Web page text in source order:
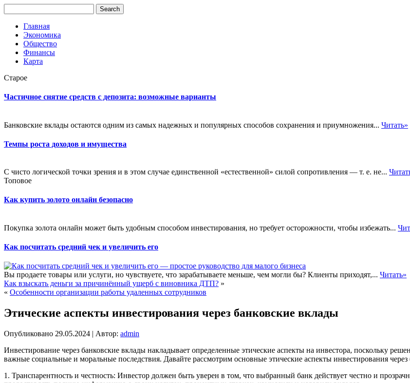
Главная
Экономика
Общество
Финансы
Карта
Старое
Частичное снятие средств с депозита: возможные варианты
Банковские вклады остаются одним из самых надежных и популярных способов сохранения и приумножения... Читать»
Темпы роста доходов и имущества
С чисто логической точки зрения и в этом случае единственной «естественной» силой сопротивления — т. е. не...
Топовое
Как купить золото онлайн безопасно
Покупка золота онлайн может быть удобным способом инвестирования, но требует осторожности, чтобы избежать...
Как посчитать средний чек и увеличить его
Вы продаете товары или услуги, но чувствуете, что зарабатываете меньше, чем могли бы? Клиенты приходят,... Читать»
Как взыскать деньги за причинённый ущерб с виновника ДТП? »
« Особенности организации работы удаленных сотрудников
Этические аспекты инвестирования через банковские вклады
Опубликовано 29.05.2024 | Автор: admin
Инвестирование через банковские вклады накладывает определенные этические аспекты на инвестора, поскольку
важные социальные и моральные последствия. Давайте рассмотрим основные этические аспекты инвестирования через
1. Транспарентность и честность: Инвестор должен быть уверен в том, что выбранный банк действует честно и